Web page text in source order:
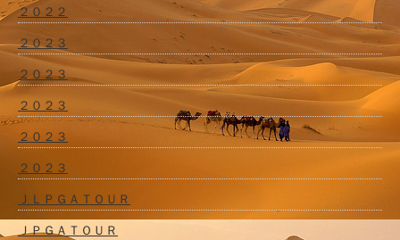
２０２２
２０２３
２０２３
２０２３
２０２３
２０２３
ＪＬＰＧＡＴＯＵＲ
ＪＰＧＡＴＯＵＲ